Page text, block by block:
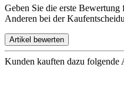
Geben Sie die erste
Anderen bei der
Kunden kauften dazu folgende